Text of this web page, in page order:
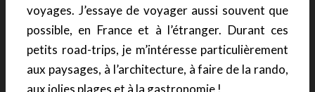
voyages. J’essaye de voyager aussi souvent que
possible, en France et à l’étranger. Durant ces
petits road-trips, je m’intéresse particulièrement
aux paysages, à l’architecture, à faire de la rando,
aux jolies plages et à la gastronomie !